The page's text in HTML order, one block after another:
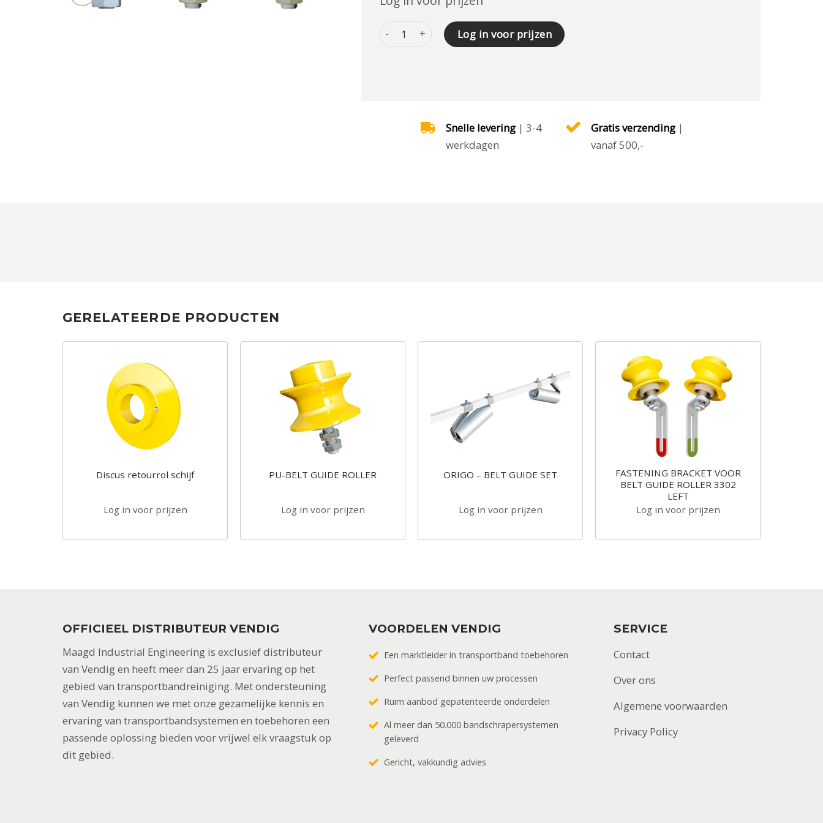
PU-SLEEVE ?90/76 x 130 mm aantal
Log in voor prijzen
Snelle levering| 3-4
werkdagen
Gratis verzending|
vanaf 500,-
GERELATEERDE PRODUCTEN
Discus retourrol schijf
Log in voor prijzen
PU-BELT GUIDE ROLLER
Log in voor prijzen
ORIGO – BELT GUIDE SET
Log in voor prijzen
FASTENING BRACKET VOOR
BELT GUIDE ROLLER 3302
LEFT
Log in voor prijzen
OFFICIEEL DISTRIBUTEUR VENDIG
Maagd Industrial Engineering is exclusief distributeur
van Vendig en heeft meer dan 25 jaar ervaring op het
gebied van transportbandreiniging. Met ondersteuning
van Vendig kunnen we met onze gezamelijke kennis en
ervaring van transportbandsystemen en toebehoren een
passende oplossing bieden voor vrijwel elk vraagstuk op
dit gebied.
VOORDELEN VENDIG
Een marktleider in transportband toebehoren
Perfect passend binnen uw processen
Ruim aanbod gepatenteerde onderdelen
Al meer dan 50.000 bandschrapersystemen
geleverd
Gericht, vakkundig advies
SERVICE
Contact
Over ons
Algemene voorwaarden
Privacy Policy